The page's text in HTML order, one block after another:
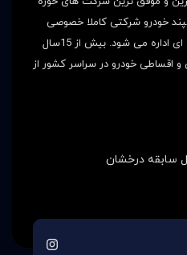
خودرو شرکتی کاملا خصوصی
است که توسط مدیران کاملا حرفه ای اداره می شود. بیش از 15سال
اقساطی خودرو در سراسر کشور از